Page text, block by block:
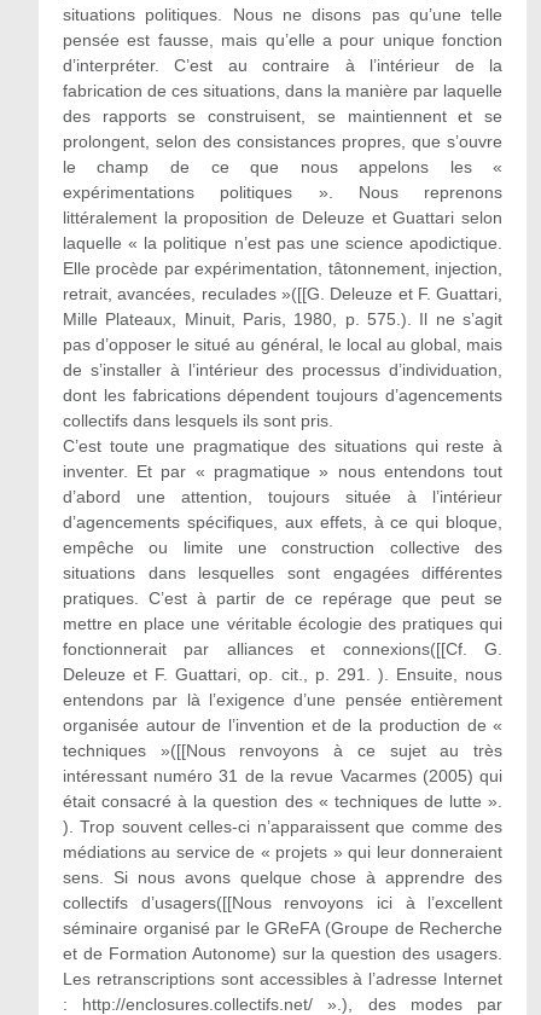
situations politiques. Nous ne disons pas qu’une telle
pensée est fausse, mais qu’elle a pour unique fonction
d’interpréter. C’est au contraire à l’intérieur de la
fabrication de ces situations, dans la manière par laquelle
des rapports se construisent, se maintiennent et se
prolongent, selon des consistances propres, que s’ouvre
le champ de ce que nous appelons les «
expérimentations politiques ». Nous reprenons
littéralement la proposition de Deleuze et Guattari selon
laquelle « la politique n’est pas une science apodictique.
Elle procède par expérimentation, tâtonnement, injection,
retrait, avancées, reculades »([[G. Deleuze et F. Guattari,
Mille Plateaux, Minuit, Paris, 1980, p. 575.). Il ne s’agit
pas d’opposer le situé au général, le local au global, mais
de s’installer à l’intérieur des processus d’individuation,
dont les fabrications dépendent toujours d’agencements
collectifs dans lesquels ils sont pris.
C’est toute une pragmatique des situations qui reste à
inventer. Et par « pragmatique » nous entendons tout
d’abord une attention, toujours située à l’intérieur
d’agencements spécifiques, aux effets, à ce qui bloque,
empêche ou limite une construction collective des
situations dans lesquelles sont engagées différentes
pratiques. C’est à partir de ce repérage que peut se
mettre en place une véritable écologie des pratiques qui
fonctionnerait par alliances et connexions([[Cf. G.
Deleuze et F. Guattari, op. cit., p. 291. ). Ensuite, nous
entendons par là l’exigence d’une pensée entièrement
organisée autour de l’invention et de la production de «
techniques »([[Nous renvoyons à ce sujet au très
intéressant numéro 31 de la revue Vacarmes (2005) qui
était consacré à la question des « techniques de lutte ».
). Trop souvent celles-ci n’apparaissent que comme des
médiations au service de « projets » qui leur donneraient
sens. Si nous avons quelque chose à apprendre des
collectifs d’usagers([[Nous renvoyons ici à l’excellent
séminaire organisé par le GReFA (Groupe de Recherche
et de Formation Autonome) sur la question des usagers.
Les retranscriptions sont accessibles à l’adresse Internet
: http://enclosures.collectifs.net/ ».), des modes par